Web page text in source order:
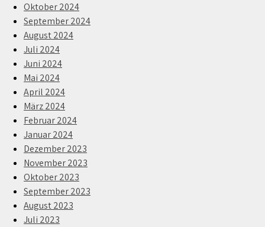
Oktober 2024
September 2024
August 2024
Juli 2024
Juni 2024
Mai 2024
April 2024
März 2024
Februar 2024
Januar 2024
Dezember 2023
November 2023
Oktober 2023
September 2023
August 2023
Juli 2023